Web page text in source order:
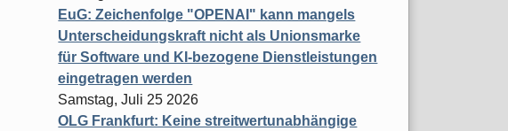
EuG: Zeichenfolge "OPENAI" kann mangels
Unterscheidungskraft nicht als Unionsmarke
für Software und KI-bezogene Dienstleistungen
eingetragen werden
Samstag, Juli 25 2026
OLG Frankfurt: Keine streitwertunabhängige